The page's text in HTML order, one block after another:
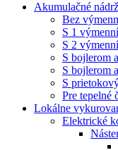
Akumulačné
Bez
S 1
S 2
S bojlerom
S bojlerom
S
Pre tepelné
Lokálne
Elektrické